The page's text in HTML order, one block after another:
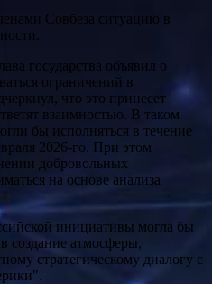
Совбеза ситуацию в
государства объявил о
ограничений в
что это принесет
взаимностью. В таком
бы исполняться в течение
2026-го. При этом
добровольных
на основе анализа
инициативы могла бы
создание атмосферы,
стратегическому диалогу с